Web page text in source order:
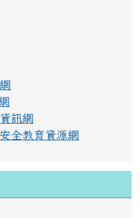
訊網
全教育資源網